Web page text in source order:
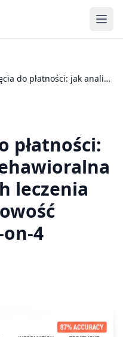
Od kliknięcia do płatności: jak analityka behawioralna w kalkulatorach leczenia przewiduje gotowość pacjenta do All-on-4
płatności:
leczenia
4